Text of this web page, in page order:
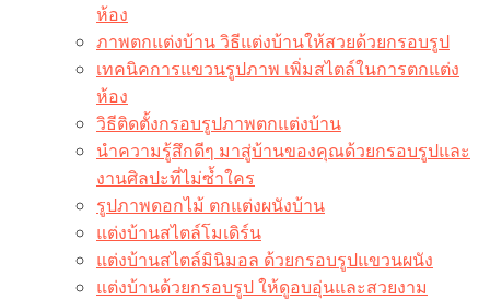
ห้อง
ภาพตกแต่งบ้าน วิธีแต่งบ้านให้สวยด้วยกรอบรูป
เทคนิคการแขวนรูปภาพ เพิ่มสไตล์ในการตกแต่ง
ห้อง
วิธีติดตั้งกรอบรูปภาพตกแต่งบ้าน
นำความรู้สึกดีๆ มาสู่บ้านของคุณด้วยกรอบรูปและ
งานศิลปะที่ไม่ซ้ำใคร
รูปภาพดอกไม้ ตกแต่งผนังบ้าน
แต่งบ้านสไตล์โมเดิร์น
แต่งบ้านสไตล์มินิมอล ด้วยกรอบรูปแขวนผนัง
แต่งบ้านด้วยกรอบรูป ให้ดูอบอุ่นและสวยงาม